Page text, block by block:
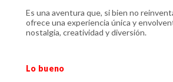
Es una aventura que, si bien no
ofrece una experiencia única y
nostalgia, creatividad y diversión.
Lo bueno